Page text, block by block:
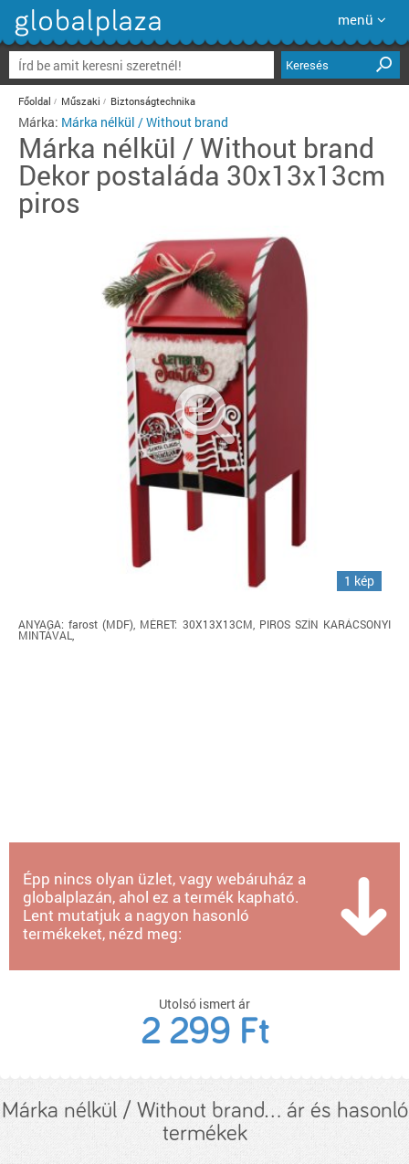
menü
Keresés
Főoldal Műszaki Biztonságtechnika
Márka: Márka nélkül / Without brand
Márka nélkül / Without brand
Dekor postaláda 30x13x13cm
piros
1 kép
ANYAGA: farost (MDF), MÉRET: 30X13X13CM, PIROS SZÍN KARÁCSONYI
MINTÁVAL,
Épp nincs olyan üzlet, vagy webáruház a
globalplazán, ahol ez a termék kapható.
Lent mutatjuk a nagyon hasonló
termékeket, nézd meg:
Utolsó ismert ár
2 299 Ft
Márka nélkül / Without brand... ár és hasonló
termékek